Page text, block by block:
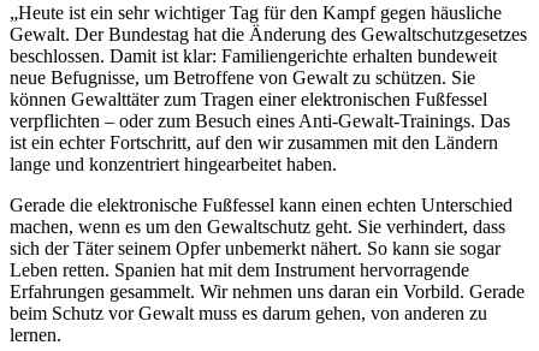
„Heute ist ein sehr wichtiger Tag für den Kampf gegen häusliche
Gewalt. Der Bundestag hat die Änderung des Gewaltschutzgesetzes
beschlossen. Damit ist klar: Familiengerichte erhalten bundeweit
neue Befugnisse, um Betroffene von Gewalt zu schützen. Sie
können Gewalttäter zum Tragen einer elektronischen Fußfessel
verpflichten – oder zum Besuch eines Anti-Gewalt-Trainings. Das
ist ein echter Fortschritt, auf den wir zusammen mit den Ländern
lange und konzentriert hingearbeitet haben.
Gerade die elektronische Fußfessel kann einen echten Unterschied
machen, wenn es um den Gewaltschutz geht. Sie verhindert, dass
sich der Täter seinem Opfer unbemerkt nähert. So kann sie sogar
Leben retten. Spanien hat mit dem Instrument hervorragende
Erfahrungen gesammelt. Wir nehmen uns daran ein Vorbild. Gerade
beim Schutz vor Gewalt muss es darum gehen, von anderen zu
lernen.